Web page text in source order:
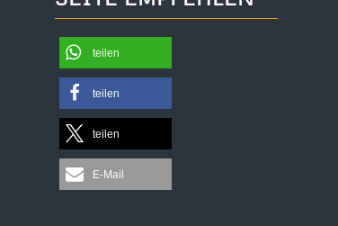
teilen
teilen
teilen
E-Mail